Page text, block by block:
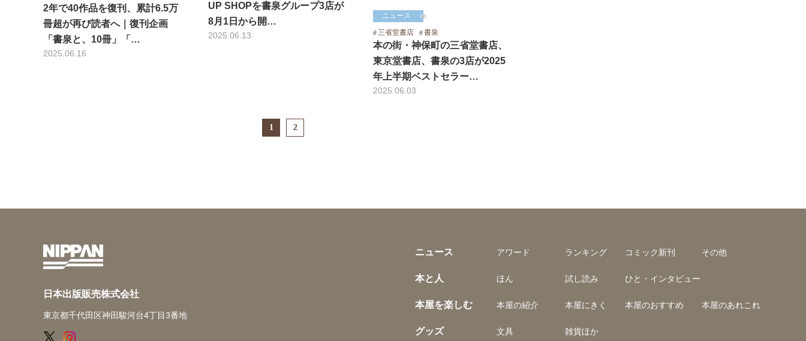
2年で40作品を復刊、累計6.5万
冊超が再び読者へ｜復刊企画
「書泉と、10冊」「…
2025.06.16
UP SHOPを書泉グループ3店が
8月1日から開…
2025.06.13
ニュース
三省堂書店
書泉
本の街・神保町の三省堂書店、
東京堂書店、書泉の3店が2025
年上半期ベストセラー…
2025.06.03
1 2
日本出版販売株式会社
東京都千代田区神田駿河台4丁目3番地
ニュース アワード ランキング コミック新刊 その他
本と人 ほん 試し読み ひと・インタビュー
本屋を楽しむ 本屋の紹介 本屋にきく 本屋のおすすめ 本屋のあれこれ
グッズ 文具 雑貨ほか